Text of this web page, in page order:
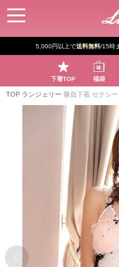
5,000円以上で送料無料/15時
下着TOP 福袋
TOP ランジェリー 勝負下着 セクシ